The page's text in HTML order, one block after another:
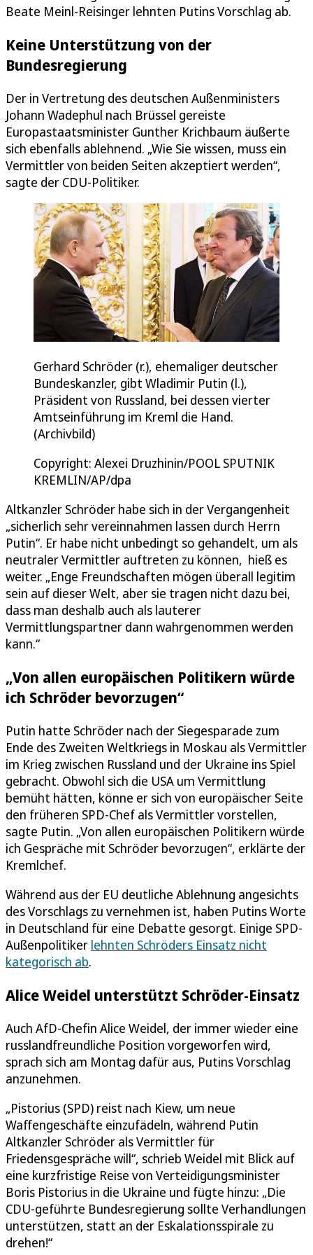
Beate Meinl-Reisinger lehnten Putins Vorschlag ab.
Keine Unterstützung von der
Bundesregierung
Der in Vertretung des deutschen Außenministers
Johann Wadephul nach Brüssel gereiste
Europastaatsminister Gunther Krichbaum äußerte
sich ebenfalls ablehnend. „Wie Sie wissen, muss ein
Vermittler von beiden Seiten akzeptiert werden“,
sagte der CDU-Politiker.
Gerhard Schröder (r.), ehemaliger deutscher
Bundeskanzler, gibt Wladimir Putin (l.),
Präsident von Russland, bei dessen vierter
Amtseinführung im Kreml die Hand.
(Archivbild)
Copyright: Alexei Druzhinin/POOL SPUTNIK
KREMLIN/AP/dpa
Altkanzler Schröder habe sich in der Vergangenheit
„sicherlich sehr vereinnahmen lassen durch Herrn
Putin“. Er habe nicht unbedingt so gehandelt, um als
neutraler Vermittler auftreten zu können, hieß es
weiter. „Enge Freundschaften mögen überall legitim
sein auf dieser Welt, aber sie tragen nicht dazu bei,
dass man deshalb auch als lauterer
Vermittlungspartner dann wahrgenommen werden
kann.“
„Von allen europäischen Politikern würde
ich Schröder bevorzugen“
Putin hatte Schröder nach der Siegesparade zum
Ende des Zweiten Weltkriegs in Moskau als Vermittler
im Krieg zwischen Russland und der Ukraine ins Spiel
gebracht. Obwohl sich die USA um Vermittlung
bemüht hätten, könne er sich von europäischer Seite
den früheren SPD-Chef als Vermittler vorstellen,
sagte Putin. „Von allen europäischen Politikern würde
ich Gespräche mit Schröder bevorzugen“, erklärte der
Kremlchef.
Während aus der EU deutliche Ablehnung angesichts
des Vorschlags zu vernehmen ist, haben Putins Worte
in Deutschland für eine Debatte gesorgt. Einige SPD-
Außenpolitiker lehnten Schröders Einsatz nicht
kategorisch ab.
Alice Weidel unterstützt Schröder-Einsatz
Auch AfD-Chefin Alice Weidel, der immer wieder eine
russlandfreundliche Position vorgeworfen wird,
sprach sich am Montag dafür aus, Putins Vorschlag
anzunehmen.
„Pistorius (SPD) reist nach Kiew, um neue
Waffengeschäfte einzufädeln, während Putin
Altkanzler Schröder als Vermittler für
Friedensgespräche will“, schrieb Weidel mit Blick auf
eine kurzfristige Reise von Verteidigungsminister
Boris Pistorius in die Ukraine und fügte hinzu: „Die
CDU-geführte Bundesregierung sollte Verhandlungen
unterstützen, statt an der Eskalationsspirale zu
drehen!“